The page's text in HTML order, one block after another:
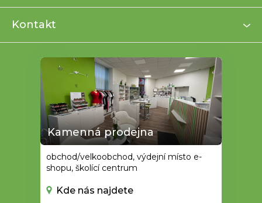
t
Kontakt
Kamenná prodejna
obchod/velkoobchod, výdejní místo e-
shopu, školící centrum
Kde nás najdete